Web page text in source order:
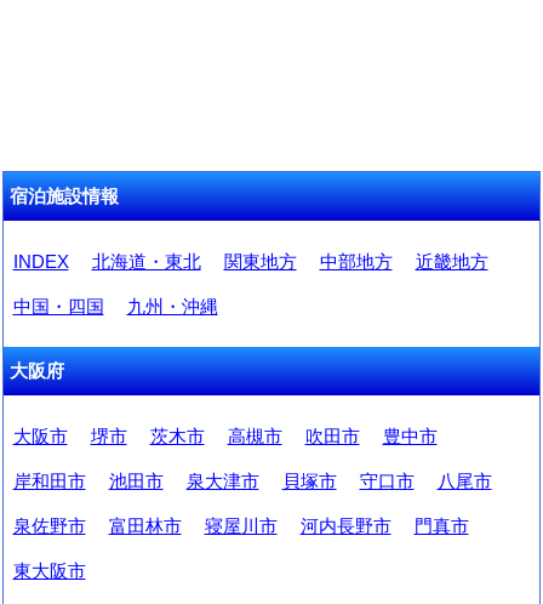
宿泊施設情報
INDEX 北海道・東北 関東地方 中部地方 近畿地方
中国・四国 九州・沖縄
大阪府
大阪市 堺市 茨木市 高槻市 吹田市 豊中市
岸和田市 池田市 泉大津市 貝塚市 守口市 八尾市
泉佐野市 富田林市 寝屋川市 河内長野市 門真市
東大阪市